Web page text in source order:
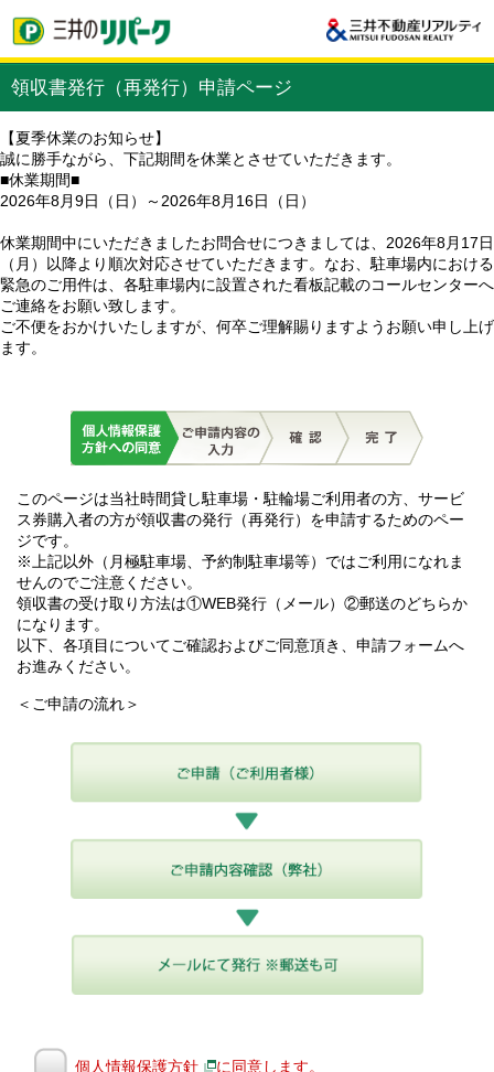
領収書発行（再発行）申請ページ
【夏季休業のお知らせ】
誠に勝手ながら、下記期間を休業とさせていただきます。
■休業期間■
2026年8月9日（日）～2026年8月16日（日）
休業期間中にいただきましたお問合せにつきましては、2026年8月17日
（月）以降より順次対応させていただきます。なお、駐車場内における
緊急のご用件は、各駐車場内に設置された看板記載のコールセンターへ
ご連絡をお願い致します。
ご不便をおかけいたしますが、何卒ご理解賜りますようお願い申し上げ
ます。
このページは当社時間貸し駐車場・駐輪場ご利用者の方、サービ
ス券購入者の方が領収書の発行（再発行）を申請するためのペー
ジです。
※上記以外（月極駐車場、予約制駐車場等）ではご利用になれま
せんのでご注意ください。
領収書の受け取り方法は①WEB発行（メール）②郵送のどちらか
になります。
以下、各項目についてご確認およびご同意頂き、申請フォームへ
お進みください。
＜ご申請の流れ＞
個人情報保護方針 に同意します。